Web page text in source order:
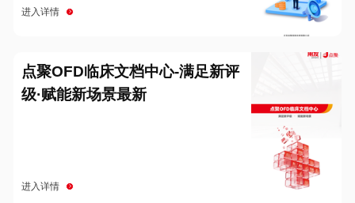
进入详情
点聚OFD临床文档中心-满足新评
级·赋能新场景最新
进入详情